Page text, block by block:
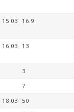
15.03 16.9
16.03 13
3
7
18.03
50